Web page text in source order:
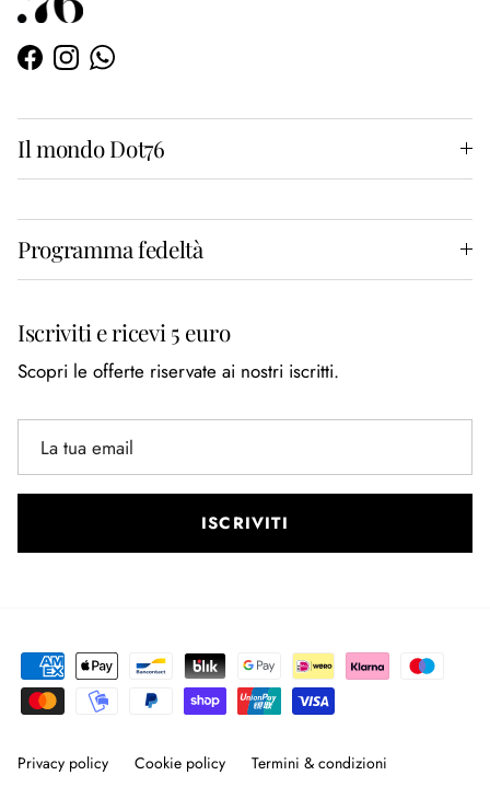
Facebook
InstagramWhatsApp
Il mondo Dot76
Programma fedeltà
Iscriviti e ricevi 5 euro
Scopri le offerte riservate ai nostri iscritti.
ISCRIVITI
Privacy policy Cookie policy Termini & condizioni